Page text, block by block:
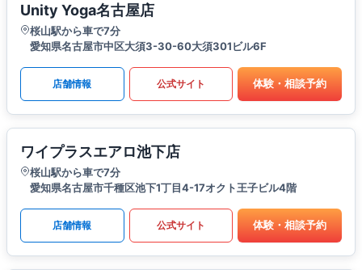
Unity Yoga名古屋店
桜山駅から車で7分
愛知県名古屋市中区大須3-30-60大須301ビル6F
店舗情報 公式サイト 体験・相談予約
ワイプラスエアロ池下店
桜山駅から車で7分
愛知県名古屋市千種区池下1丁目4-17オクト王子ビル4階
店舗情報 公式サイト 体験・相談予約